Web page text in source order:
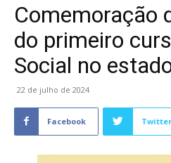
Comemoração
do primeiro
Social no
22 de julho de 2024
Facebook Twitter